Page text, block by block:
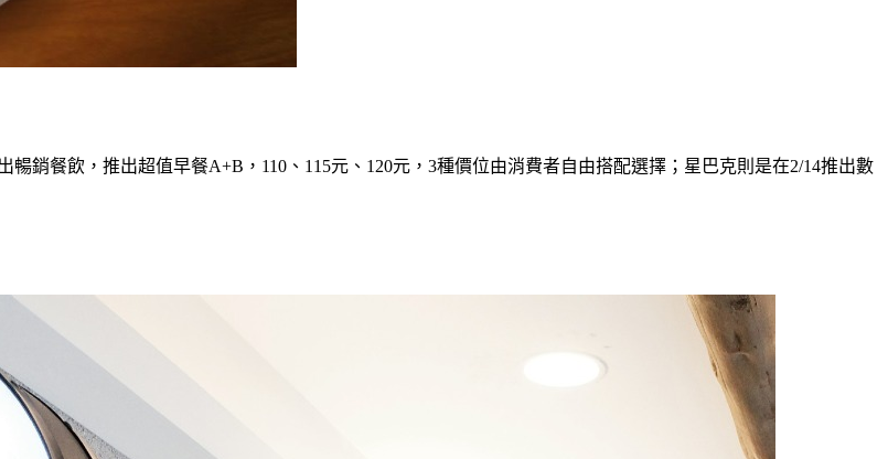
銷餐飲，推出超值早餐A+B，110、115元、120元，3種價位由消費者自由搭配選擇；星巴克則是在2/14推出數